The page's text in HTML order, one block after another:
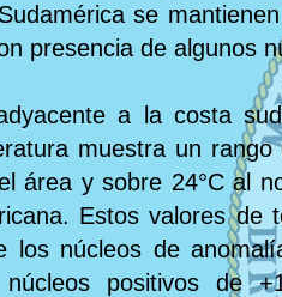
se
presencia de algunos
a la costa
muestra un
área y sobre 24°C al
Estos valores de
los núcleos de
núcleos positivos de